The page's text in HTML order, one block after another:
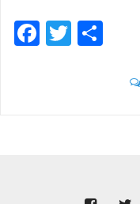
Facebook
Twitter